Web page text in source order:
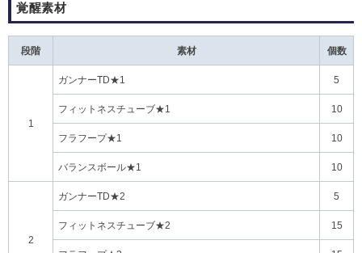
覚醒素材
段階 素材 個数
1
ガンナーTD★1 5
フィットネスチューブ★1 10
フラフープ★1 10
バランスボール★1 10
2
ガンナーTD★2 5
フィットネスチューブ★2 15